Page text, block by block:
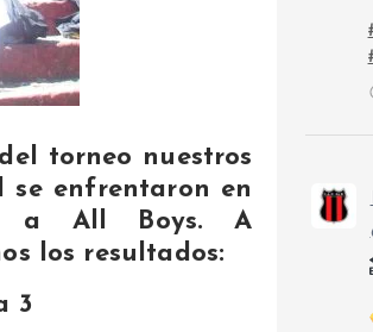
torneo nuestros
se enfrentaron en
a All Boys. A
los resultados:
3